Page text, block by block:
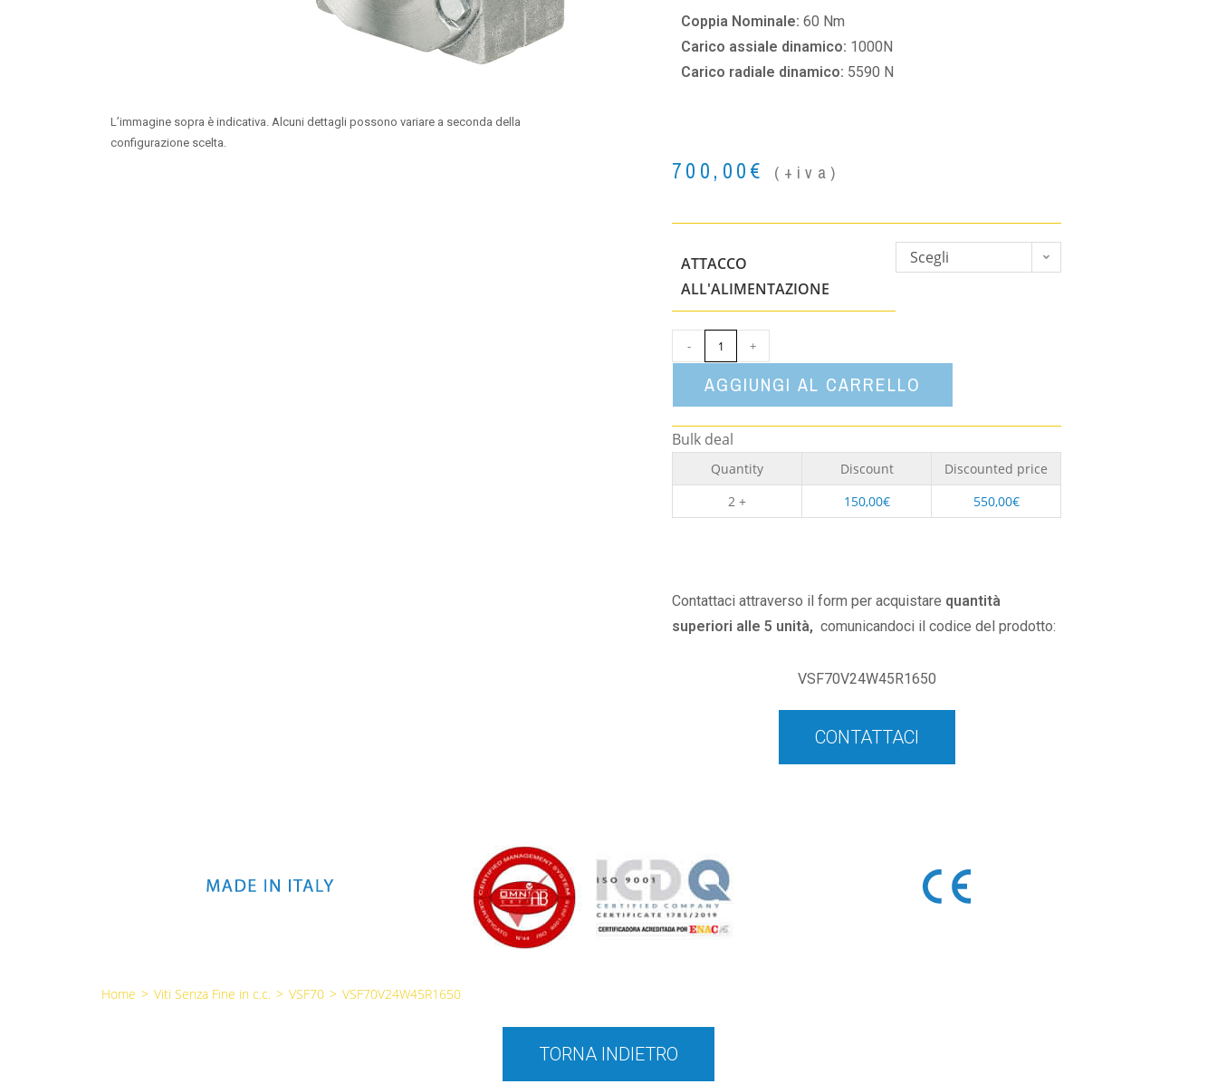
L’immagine sopra è indicativa. Alcuni dettagli possono variare a seconda della
configurazione scelta.
Coppia Nominale: 60 Nm
Carico assiale dinamico: 1000N
Carico radiale dinamico: 5590 N
700,00€ (+iva)
ATTACCO
ALL'ALIMENTAZIONE
Scegli
- +
AGGIUNGI AL CARRELLO
Bulk deal
Quantity Discount
Discounted price
2 +
150,00€ 550,00€
Contattaci attraverso il form per acquistare quantità
superiori alle 5 unità, comunicandoci il codice del prodotto:
VSF70V24W45R1650
CONTATTACI
Home > Viti Senza Fine in c.c. > VSF70 > VSF70V24W45R1650
TORNA INDIETRO